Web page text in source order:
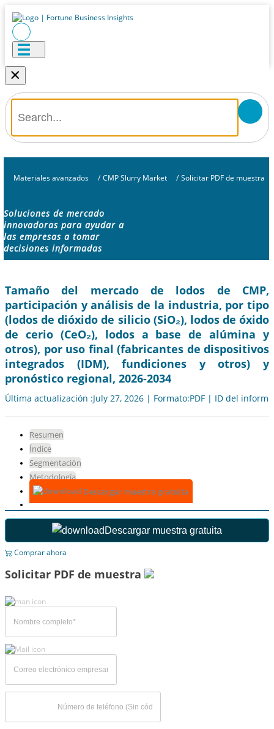
×
Materiales avanzados / CMP Slurry Market / Solicitar PDF de muestra
Soluciones de mercado
innovadoras para ayudar a
las empresas a tomar
decisiones informadas
Tamaño del mercado de lodos de CMP,
participación y análisis de la industria, por tipo
(lodos de dióxido de silicio (SiO₂), lodos de óxido
de cerio (CeO₂), lodos a base de alúmina y
otros), por uso final (fabricantes de dispositivos
integrados (IDM), fundiciones y otros) y
pronóstico regional, 2026-2034
Última actualización :July 27, 2026 | Formato:PDF | ID del
Resumen
Índice
Segmentación
Metodología
Descargar muestra gratuita
Descargar muestra gratuita
Comprar ahora
Solicitar PDF de muestra